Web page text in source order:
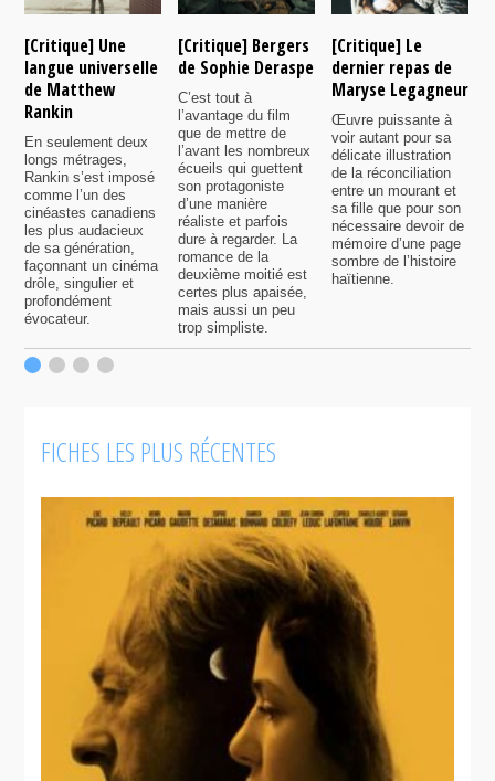
[Critique] Une
langue universelle
de Matthew
Rankin
En seulement deux
longs métrages,
Rankin s’est imposé
comme l’un des
cinéastes canadiens
les plus audacieux
de sa génération,
façonnant un cinéma
drôle, singulier et
profondément
évocateur.
[Critique] Bergers
de Sophie Deraspe
C’est tout à
l’avantage du film
que de mettre de
l’avant les nombreux
écueils qui guettent
son protagoniste
d’une manière
réaliste et parfois
dure à regarder. La
romance de la
deuxième moitié est
certes plus apaisée,
mais aussi un peu
trop simpliste.
[Critique] Le
dernier repas de
Maryse Legagneur
Œuvre puissante à
voir autant pour sa
délicate illustration
de la réconciliation
entre un mourant et
sa fille que pour son
nécessaire devoir de
mémoire d’une page
sombre de l’histoire
haïtienne.
FICHES LES PLUS RÉCENTES